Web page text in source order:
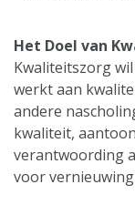
Het Doel van
Kwaliteitszorg
werkt aan
andere
kwaliteit,
verantwoording
voor